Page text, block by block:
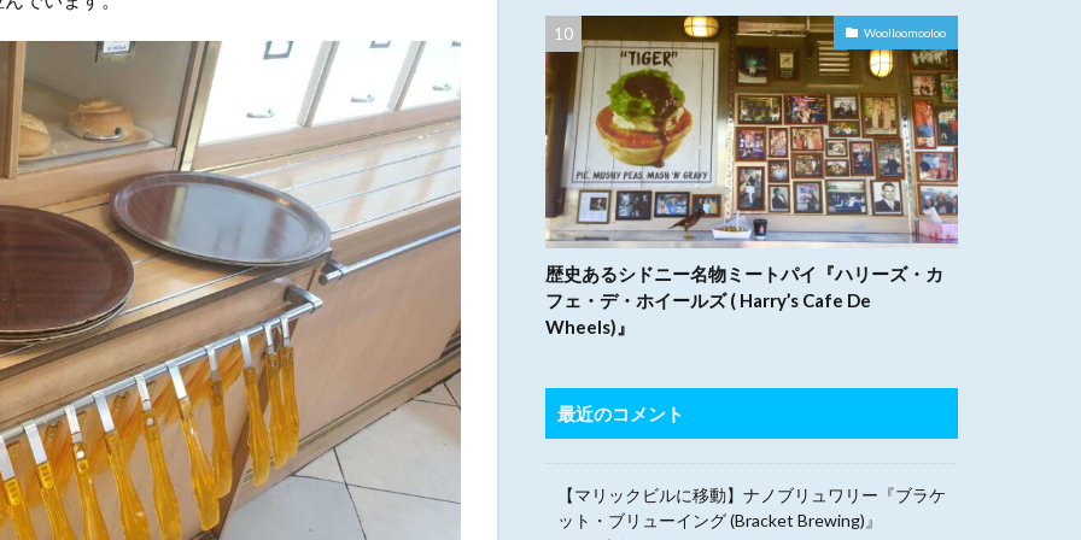
Woolloomooloo
歴史あるシドニー名物ミートパイ『ハリーズ・カ
フェ・デ・ホイールズ ( Harry’s Cafe De
Wheels)』
最近のコメント
【マリックビルに移動】ナノブリュワリー『ブラケ
ット・ブリューイング (Bracket Brewing)』